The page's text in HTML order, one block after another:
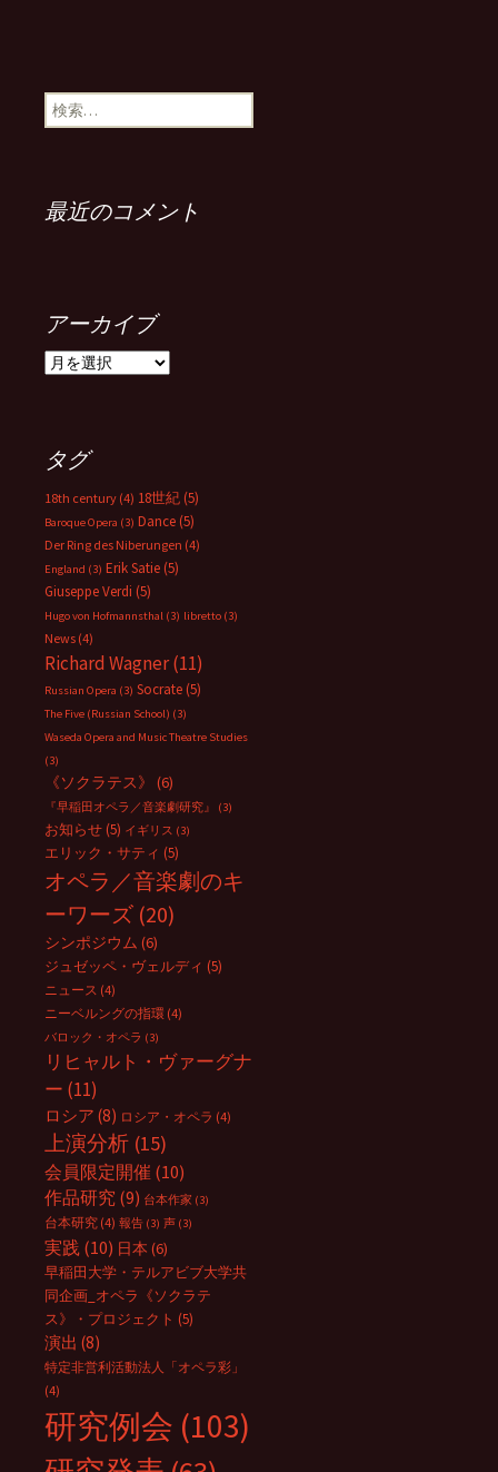
検
索:
最近のコメント
アーカイブ
ア
ブ
タグ
18th century (4) 18世紀 (5)
Baroque Opera (3) Dance (5)
Der Ring des Niberungen (4)
England (3) Erik Satie (5)
Giuseppe Verdi (5)
Hugo von Hofmannsthal (3) libretto (3)
News (4)
Richard Wagner(11)
Russian Opera (3) Socrate (5)
The Five (Russian School) (3)
Waseda Opera and Music Theatre Studies
(3)
《ソクラテス》 (6)
『早稲田オペラ／音楽劇研究』 (3)
お知らせ (5) イギリス (3)
エリック・サティ (5)
オペラ／音楽劇のキ
ーワーズ (20)
シンポジウム (6)
ジュゼッペ・ヴェルディ (5)
ニュース (4)
ニーベルングの指環 (4)
バロック・オペラ (3)
リヒャルト・ヴァーグナ
ー (11)
ロシア (8) ロシア・オペラ (4)
上演分析 (15)
会員限定開催 (10)
作品研究 (9) 台本作家 (3)
台本研究 (4) 報告 (3) 声 (3)
実践 (10) 日本 (6)
早稲田大学・テルアビブ大学共
同企画_オペラ《ソクラテ
ス》・プロジェクト (5)
演出 (8)
特定非営利活動法人「オペラ彩」
(4)
研究例会 (103)